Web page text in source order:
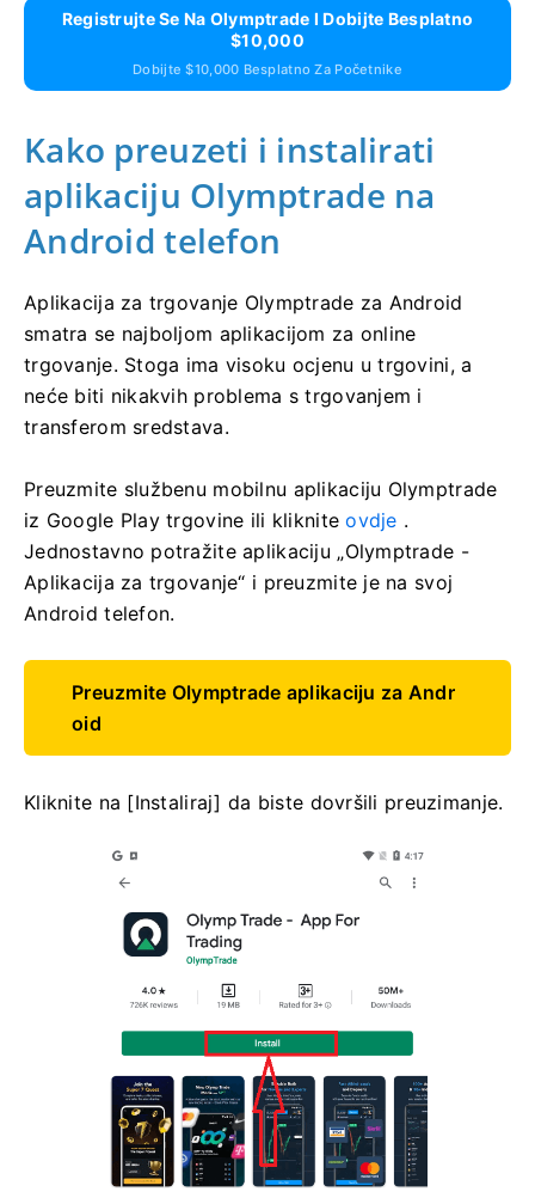
Registrujte Se Na Olymptrade I Dobijte Besplatno
$10,000
Dobijte $10,000 Besplatno Za Početnike
Kako preuzeti i instalirati
aplikaciju Olymptrade na
Android telefon
Aplikacija za trgovanje Olymptrade za Android
smatra se najboljom aplikacijom za online
trgovanje. Stoga ima visoku ocjenu u trgovini, a
neće biti nikakvih problema s trgovanjem i
transferom sredstava.
Preuzmite službenu mobilnu aplikaciju Olymptrade
iz Google Play trgovine ili klikniteovdje .
Jednostavno potražite aplikaciju „Olymptrade -
Aplikacija za trgovanje“ i preuzmite je na svoj
Android telefon.
Preuzmite Olymptrade aplikaciju za Andr
oid
Kliknite na [Instaliraj] da biste dovršili preuzimanje.